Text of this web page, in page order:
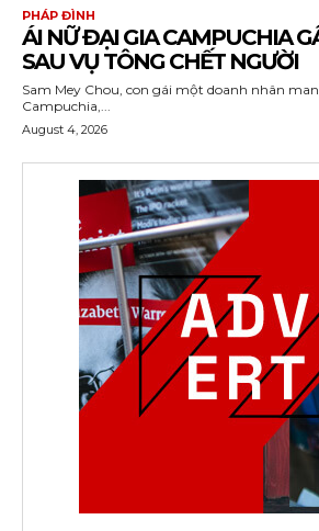
PHÁP ĐÌNH
ÁI NỮ ĐẠI GIA CAMPUCHIA
SAU VỤ TÔNG CHẾT NGƯỜI
Sam Mey Chou, con gái một doanh nhân
Campuchia,...
August 4, 2026